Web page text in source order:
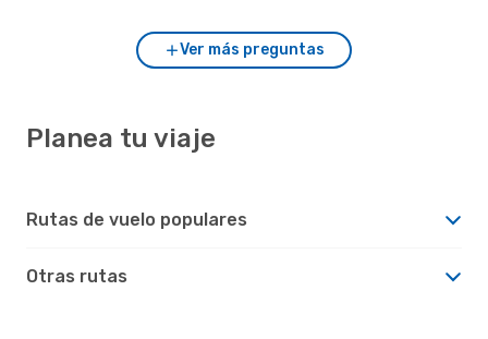
Ver más preguntas
Planea tu viaje
Rutas de vuelo populares
Otras rutas